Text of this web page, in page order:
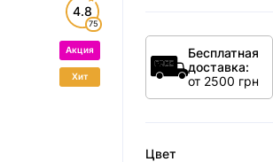
4.8
75
Акция
Хит
Бесплатная
доставка:
от 2500 грн
Цвет